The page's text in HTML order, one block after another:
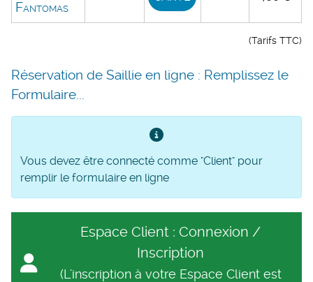
Fantomas
(Tarifs TTC)
Réservation de Saillie en ligne : Remplissez le
Formulaire...
Vous devez être connecté comme "Client" pour
remplir le formulaire en ligne
Espace Client : Connexion /
Inscription
(L'inscription à votre Espace Client est